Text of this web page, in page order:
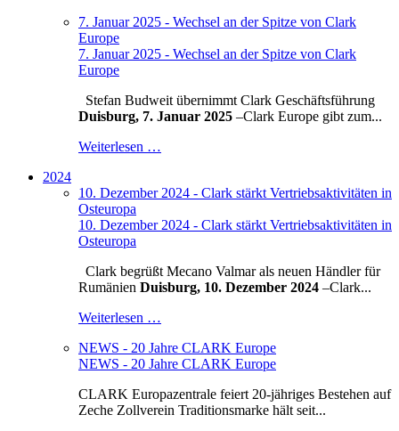
7. Januar 2025 - Wechsel an der Spitze von Clark
Europe
7. Januar 2025 - Wechsel an der Spitze von Clark
Europe
Stefan Budweit übernimmt Clark Geschäftsführung
Duisburg, 7. Januar 2025 –Clark Europe gibt zum...
Weiterlesen …
2024
10. Dezember 2024 - Clark stärkt Vertriebsaktivitäten in
Osteuropa
10. Dezember 2024 - Clark stärkt Vertriebsaktivitäten in
Osteuropa
Clark begrüßt Mecano Valmar als neuen Händler für
Rumänien Duisburg, 10. Dezember 2024 –Clark...
Weiterlesen …
NEWS - 20 Jahre CLARK Europe
NEWS - 20 Jahre CLARK Europe
CLARK Europazentrale feiert 20-jähriges Bestehen auf
Zeche Zollverein Traditionsmarke hält seit...